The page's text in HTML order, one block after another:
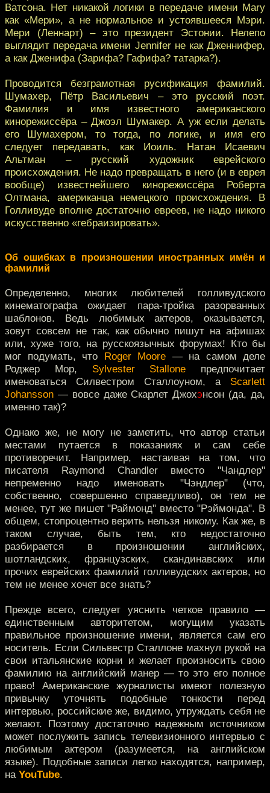
Ватсона. Нет никакой логики в передаче имени Mary
как «Мери», а не нормальное и устоявшееся Мэри.
Мери (Леннарт) – это президент Эстонии. Нелепо
выглядит передача имени Jennifer не как Дженнифер,
а как Дженифа (Зарифа? Гафифа? татарка?).
Проводится безграмотная русификация фамилий.
Шумахер, Пётр Васильевич – это русский поэт.
Фамилия и имя известного американского
кинорежиссёра – Джоэл Шумакер. А уж если делать
его Шумахером, то тогда, по логике, и имя его
следует передавать, как Иоиль. Натан Исаевич
Альтман – русский художник еврейского
происхождения. Не надо превращать в него (и в еврея
вообще) известнейшего кинорежиссёра Роберта
Олтмана, американца немецкого происхождения. В
Голливуде вполне достаточно евреев, не надо никого
искусственно «гебраизировать».
Об ошибках в произношении иностранных имён и
фамилий
Определенно, многих любителей голливудского
кинематографа ожидает пара-тройка разорванных
шаблонов. Ведь любимых актеров, оказывается,
зовут совсем не так, как обычно пишут на афишах
или, хуже того, на русскоязычных форумах! Кто бы
мог подумать, что Roger Moore — на самом деле
Роджер Мор, Sylvester Stallone предпочитает
именоваться Силвестром Сталлоуном, а Scarlett
Johansson — вовсе даже Скарлет Джохэнсон (да, да,
именно так)?
Однако же, не могу не заметить, что автор статьи
местами путается в показаниях и сам себе
противоречит. Например, настаивая на том, что
писателя Raymond Chandler вместо "Чандлер"
непременно надо именовать "Чэндлер" (что,
собственно, совершенно справедливо), он тем не
менее, тут же пишет "Раймонд" вместо "Рэймонда". В
общем, стопроцентно верить нельзя никому. Как же, в
таком случае, быть тем, кто недостаточно
разбирается в произношении английских,
шотландских, французских, скандинавских или
прочих еврейских фамилий голливудских актеров, но
тем не менее хочет все знать?
Прежде всего, следует уяснить четкое правило —
единственным авторитетом, могущим указать
правильное произношение имени, является сам его
носитель. Если Сильвестр Сталлоне махнул рукой на
свои итальянские корни и желает произносить свою
фамилию на английский манер — то это его полное
право! Американские журналисты имеют полезную
привычку уточнять подобные тонкости перед
интервью, российские же, видимо, утруждать себя не
желают. Поэтому достаточно надежным источником
может послужить запись телевизионного интервью с
любимым актером (разумеется, на английском
языке). Подобные записи легко находятся, например,
на YouTube.